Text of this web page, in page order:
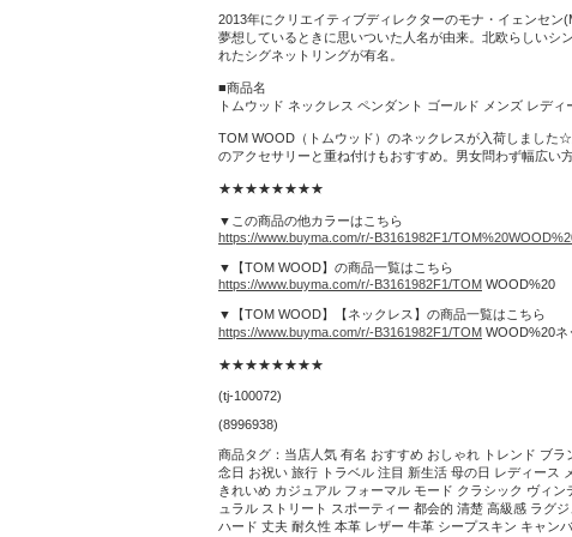
2013年にクリエイティブディレクターのモナ・イェンセ
夢想しているときに思いついた人名が由来。北欧らしいシ
れたシグネットリングが有名。
■商品名
トムウッド ネックレス ペンダント ゴールド メンズ レデ
TOM WOOD（トムウッド）のネックレスが入荷しました
のアクセサリーと重ね付けもおすすめ。男女問わず幅広い
★★★★★★★★
▼この商品の他カラーはこちら
https://www.buyma.com/r/-B3161982F1/
▼【TOM WOOD】の商品一覧はこちら
https://www.buyma.com/r/-B3161982F1/TOM WOOD%20
▼【TOM WOOD】【ネックレス】の商品一覧はこちら
https://www.buyma.com/r/-B3161982F1/TOM WOOD%20ネ
★★★★★★★★
(tj-100072)
(8996938)
商品タグ：当店人気 有名 おすすめ おしゃれ トレンド ブ
念日 お祝い 旅行 トラベル 注目 新生活 母の日 レディース
きれいめ カジュアル フォーマル モード クラシック ヴィ
ュラル ストリート スポーティー 都会的 清楚 高級感 ラグ
ハード 丈夫 耐久性 本革 レザー 牛革 シープスキン キャン